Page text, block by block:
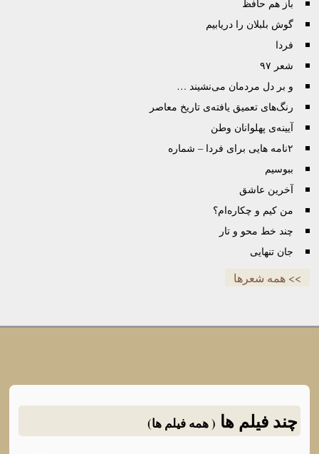
باز هم حافظ
گوش بلبلان را دریابیم
فردا
شعر ۹۷
و بر دل مردمان می‌نشیند …
رنگ‌های تعمیق یافته‌ی تاریخ معاصر
آیینه‌ی پهلوانان وطن
۲نامه هایی برای فردا – شماره
ببوسیم
آخرین عاشق
من کیم و چکاره‌ام؟
چند خط محو و تار
جان تنهایی
>> همه شعرها
چند فیلم ها ( همه فیلم ها)